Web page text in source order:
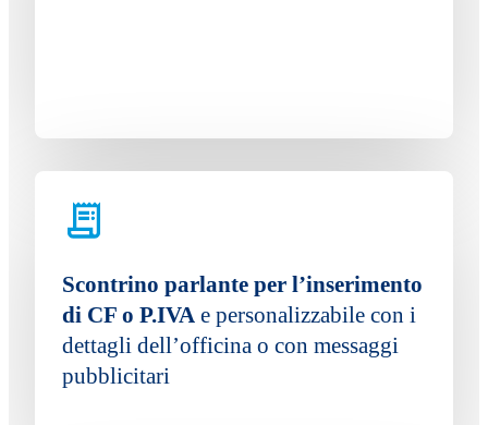
Scontrino parlante per l’inserimento
di CF o P.IVA e personalizzabile con i
dettagli dell’officina o con messaggi
pubblicitari